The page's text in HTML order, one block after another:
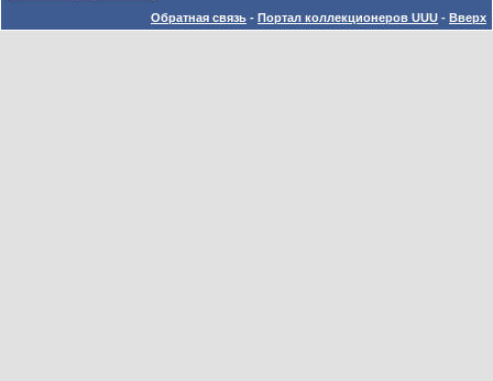
Обратная связь - Портал коллекционеров UUU - Вверх